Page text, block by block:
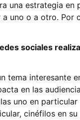
una estrategia
uno o a otro. Por
sociales
tema interesante
en las
uno en
cinéfilos en